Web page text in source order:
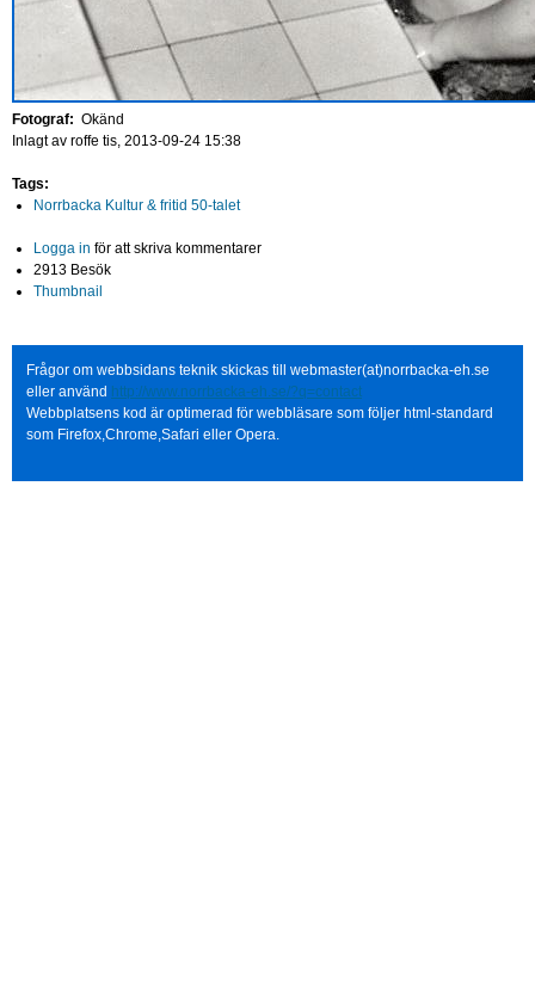
Fotograf: Okänd
Inlagt av roffe tis, 2013-09-24 15:38
Tags:
Norrbacka Kultur & fritid 50-talet
Logga in för att skriva kommentarer
2913 Besök
Thumbnail
Frågor om webbsidans teknik skickas till webmaster(at)norrbacka-eh.se
eller använd http://www.norrbacka-eh.se/?q=contact
Webbplatsens kod är optimerad för webbläsare som följer html-standard
som Firefox,Chrome,Safari eller Opera.